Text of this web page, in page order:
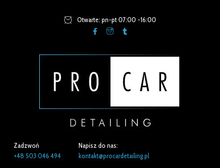
Otwarte: pn-pt 07:00 -16:00
Zadzwoń
+48 503 046 494
Napisz do nas:
kontakt@procardetailing.pl